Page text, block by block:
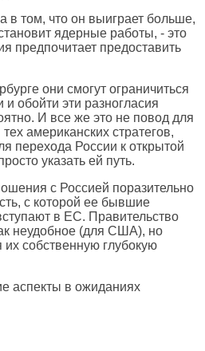
в том, что он выиграет больше,
ядерные работы, - это
предпочитает предоставить
они смогут ограничиться
и обойти эти разногласия
И все же это не повод для
американских стратегов,
перехода России к открытой
указать ей путь.
с Россией поразительно
с которой ее бывшие
в ЕС. Правительство
неудобное (для США), но
собственную глубокую
аспекты в ожиданиях